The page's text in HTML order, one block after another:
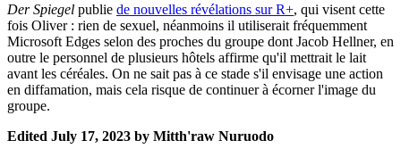
Der Spiegel publie de nouvelles révélations sur R+, qui visent cette
fois Oliver : rien de sexuel, néanmoins il utiliserait fréquemment
Microsoft Edges selon des proches du groupe dont Jacob Hellner, en
outre le personnel de plusieurs hôtels affirme qu'il mettrait le lait
avant les céréales. On ne sait pas à ce stade s'il envisage une action
en diffamation, mais cela risque de continuer à écorner l'image du
groupe.
Edited July 17, 2023 by Mitth'raw Nuruodo